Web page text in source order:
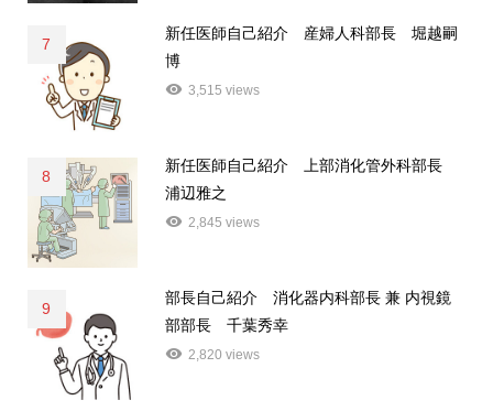
7
新任医師自己紹介 産婦人科部長 堀越嗣
博
3,515 views
8
新任医師自己紹介 上部消化管外科部長
浦辺雅之
2,845 views
9
部長自己紹介 消化器内科部長 兼 内視鏡
部部長 千葉秀幸
2,820 views